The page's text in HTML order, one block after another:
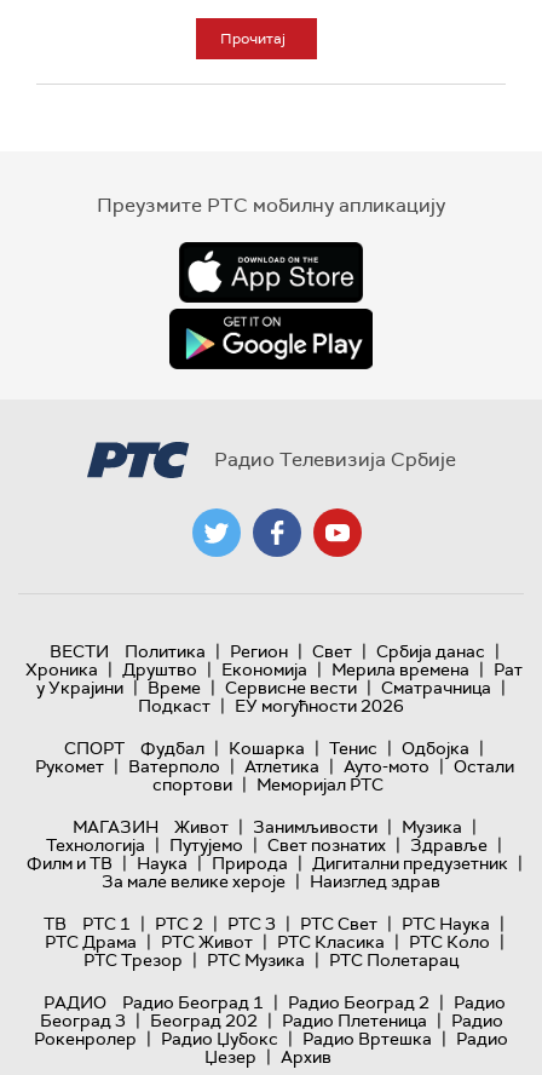
Прочитај
Преузмите РТС мобилну апликацију
Радио Телевизија Србије
ВЕСТИ Политика | Регион | Свет | Србија данас |
Хроника | Друштво | Економија | Мерила времена | Рат
у Украјини | Време | Сервисне вести | Сматрачница |
Подкаст | ЕУ могућности 2026
СПОРТ
Фудбал | Кошарка | Тенис | Одбојка |
Рукомет | Ватерполо | Атлетика | Ауто-мото | Остали
спортови | Меморијал РТС
МАГАЗИН
Живот | Занимљивости | Музика |
Технологијa | Путујемо | Свет познатих | Здравље |
Филм и ТВ | Наука | Природа | Дигитални предузетник |
За мале велике хероје | Наизглед здрав
ТВ
РТС 1 | РТС 2 | РТС 3 | РТС Свет | РТС Наука |
РТС Драма | РТС Живот | РТС Класика | РТС Коло |
РТС Трезор | РТС Музика | РТС Полетарац
РАДИО
Радио Београд 1 | Радио Београд 2 | Радио
Београд 3 | Београд 202 | Радио Плетеница | Радио
Рокенролер | Радио Џубокс | Радио Вртешка | Радио
Џезер | Архив